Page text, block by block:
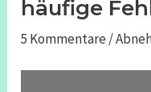
häufige
5 Kommentare /